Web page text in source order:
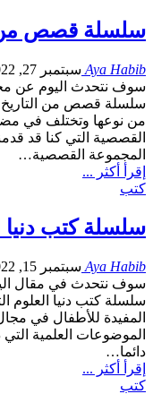
سلسلة قصص من
Aya Habib سبتمبر 27, 2022
سوف نتحدث اليوم عن
سلسلة قصص من التاريخ
من نوعها وتختلف في
القصصية التي كنا قد
المجموعة القصصية…
إقرأ أكثر ...
كتب
سلسلة كتب دنيا
Aya Habib سبتمبر 15, 2022
سوف نتحدث في مقال
سلسلة كتب دنيا العلوم
المفيدة للأطفال في
الموضوعات العلمية
دائما…
إقرأ أكثر ...
كتب